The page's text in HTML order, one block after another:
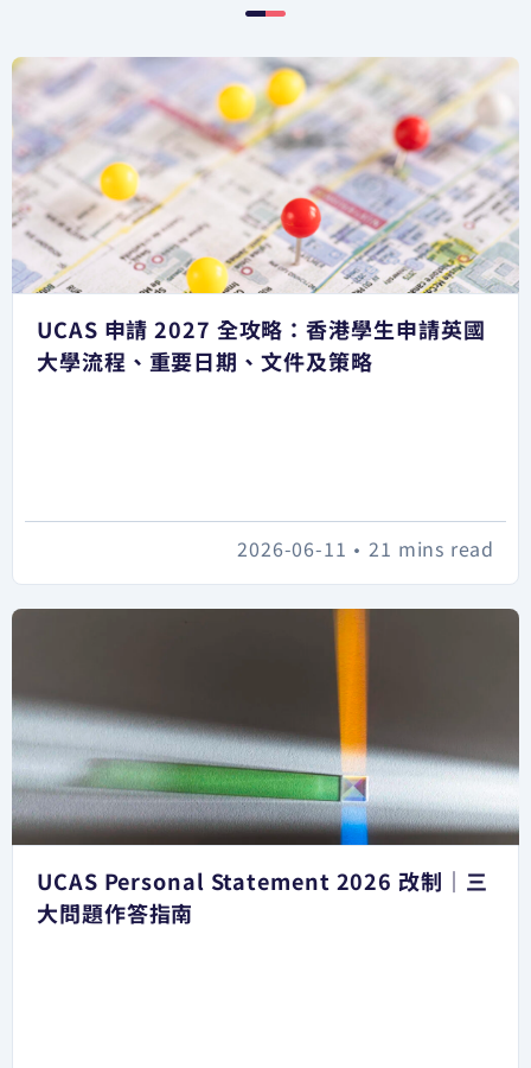
UCAS 申請 2027 全攻略：香港學生申請英國
大學流程、重要日期、文件及策略
21 mins read
•
2026-06-11
UCAS Personal Statement 2026 改制｜三
大問題作答指南